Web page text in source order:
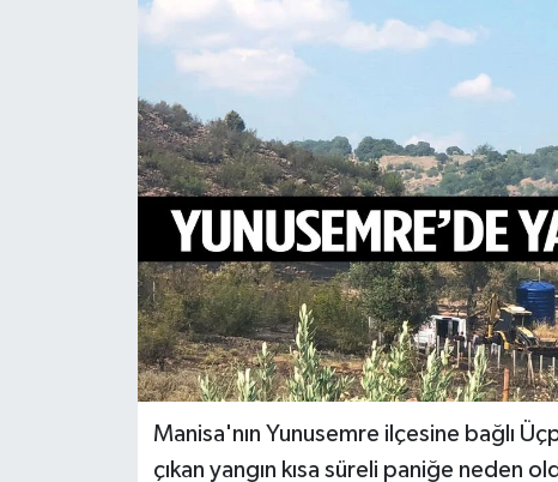
Manisa'nın Yunusemre ilçesine bağlı
çıkan yangın kısa süreli paniğe neden